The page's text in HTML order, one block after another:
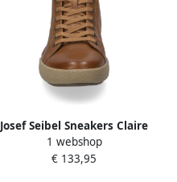
Josef Seibel Sneakers Claire
11 veterschoenen high top
sneaker comfortschoen met
1 webshop
€ 133,95